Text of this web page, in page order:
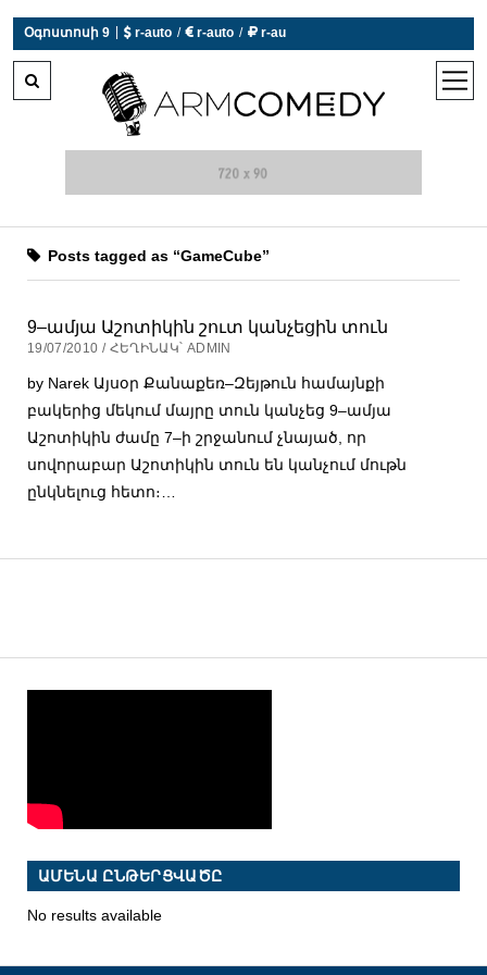
Օգոստոսի 9  r-auto /  r-auto /  r-au
open
Posts tagged as “GameCube”
9–ամյա Աշոտիկին շուտ կանչեցին տուն
19/07/2010 / ՀԵՂԻՆԱԿ՝ ADMIN
by Narek Այսօր Քանաքեռ–Զեյթուն համայնքի
բակերից մեկում մայրը տուն կանչեց 9–ամյա
Աշոտիկին ժամը 7–ի շրջանում չնայած, որ
սովորաբար Աշոտիկին տուն են կանչում մութն
ընկնելուց հետո։…
ԱՄԵՆԱ ԸՆԹԵՐՑՎԱԾԸ
No results available